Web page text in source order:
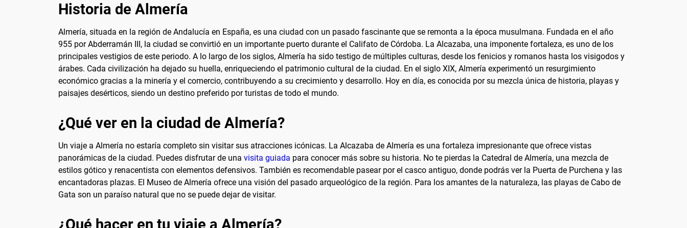
Historia de Almería
Almería, situada en la región de Andalucía en España, es una ciudad con un pasado fascinante que se remonta a la época musulmana. Fundada en el año
955 por Abderramán III, la ciudad se convirtió en un importante puerto durante el Califato de Córdoba. La Alcazaba, una imponente fortaleza, es uno de los
principales vestigios de este periodo. A lo largo de los siglos, Almería ha sido testigo de múltiples culturas, desde los fenicios y romanos hasta los visigodos y
árabes. Cada civilización ha dejado su huella, enriqueciendo el patrimonio cultural de la ciudad. En el siglo XIX, Almería experimentó un resurgimiento
económico gracias a la minería y el comercio, contribuyendo a su crecimiento y desarrollo. Hoy en día, es conocida por su mezcla única de historia, playas y
paisajes desérticos, siendo un destino preferido por turistas de todo el mundo.
¿Qué ver en la ciudad de Almería?
Un viaje a Almería no estaría completo sin visitar sus atracciones icónicas. La Alcazaba de Almería es una fortaleza impresionante que ofrece vistas
panorámicas de la ciudad. Puedes disfrutar de una visita guiada para conocer más sobre su historia. No te pierdas la Catedral de Almería, una mezcla de
estilos gótico y renacentista con elementos defensivos. También es recomendable pasear por el casco antiguo, donde podrás ver la Puerta de Purchena y las
encantadoras plazas. El Museo de Almería ofrece una visión del pasado arqueológico de la región. Para los amantes de la naturaleza, las playas de Cabo de
Gata son un paraíso natural que no se puede dejar de visitar.
¿Qué hacer en tu viaje a Almería?